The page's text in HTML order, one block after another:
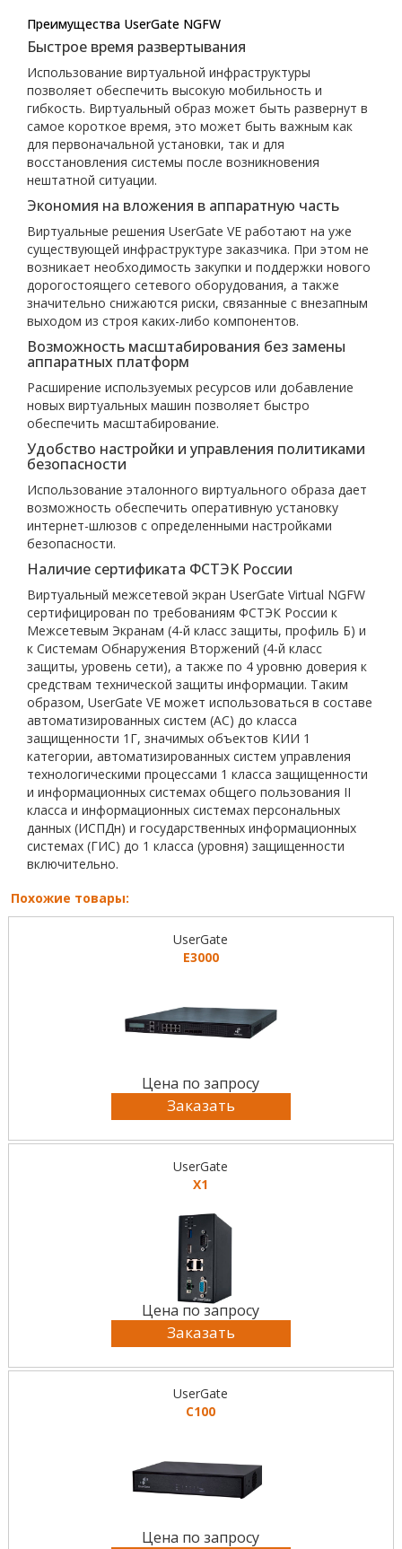
Преимущества UserGate NGFW
Быстрое время развертывания
Использование виртуальной инфраструктуры
позволяет обеспечить высокую мобильность и
гибкость. Виртуальный образ может быть развернут в
самое короткое время, это может быть важным как
для первоначальной установки, так и для
восстановления системы после возникновения
нештатной ситуации.
Экономия на вложения в аппаратную часть
Виртуальные решения UserGate VE работают на уже
существующей инфраструктуре заказчика. При этом не
возникает необходимость закупки и поддержки нового
дорогостоящего сетевого оборудования, а также
значительно снижаются риски, связанные с внезапным
выходом из строя каких-либо компонентов.
Возможность масштабирования без замены
аппаратных платформ
Расширение используемых ресурсов или добавление
новых виртуальных машин позволяет быстро
обеспечить масштабирование.
Удобство настройки и управления политиками
безопасности
Использование эталонного виртуального образа дает
возможность обеспечить оперативную установку
интернет-шлюзов с определенными настройками
безопасности.
Наличие сертификата ФСТЭК России
Виртуальный межсетевой экран UserGate Virtual NGFW
сертифицирован по требованиям ФСТЭК России к
Межсетевым Экранам (4-й класс защиты, профиль Б) и
к Системам Обнаружения Вторжений (4-й класс
защиты, уровень сети), а также по 4 уровню доверия к
средствам технической защиты информации. Таким
образом, UserGate VE может использоваться в составе
автоматизированных систем (АС) до класса
защищенности 1Г, значимых объектов КИИ 1
категории, автоматизированных систем управления
технологическими процессами 1 класса защищенности
и информационных системах общего пользования II
класса и информационных системах персональных
данных (ИСПДн) и государственных информационных
системах (ГИС) до 1 класса (уровня) защищенности
включительно.
Похожие товары:
UserGate
E3000
Цена по запросу
Заказать
UserGate
X1
Цена по запросу
Заказать
UserGate
C100
Цена по запросу